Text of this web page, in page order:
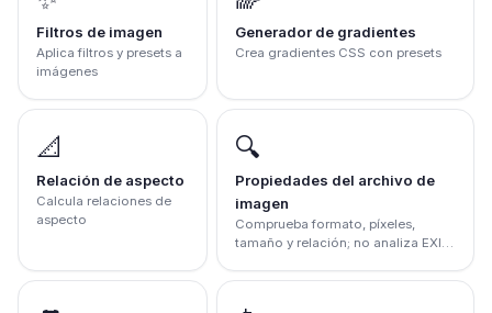
Filtros de imagen
Aplica filtros y presets a
imágenes
Generador de gradientes
Crea gradientes CSS con presets
📐
Relación de aspecto
Calcula relaciones de
aspecto
🔍
Propiedades del archivo de
imagen
Comprueba formato, píxeles,
tamaño y relación; no analiza EXIF